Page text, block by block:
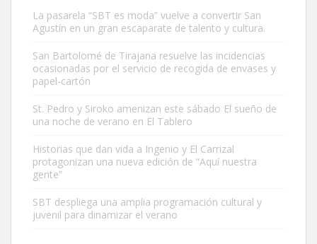
Adopción urgente
Busco adopción responsable para mi perra. Pastor alemán,
hembra, 4 años. Por motivos personales ...
La pasarela “SBT es moda” vuelve a convertir San
Agustín en un gran escaparate de talento y cultura.
San Bartolomé de Tirajana resuelve las incidencias
ocasionadas por el servicio de recogida de envases y
papel-cartón
St. Pedro y Siroko amenizan este sábado El sueño de
una noche de verano en El Tablero
Historias que dan vida a Ingenio y El Carrizal
protagonizan una nueva edición de “Aquí nuestra
gente”
SBT despliega una amplia programación cultural y
juvenil para dinamizar el verano